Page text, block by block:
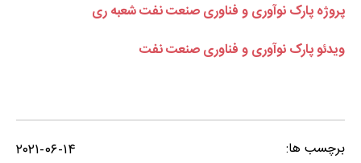
پروژه پارک نوآوری و فناوری صنعت نفت شعبه ری
ویدئو پارک نوآوری و فناوری صنعت نفت
برچسب ها: ۲۰۲۱-۰۶-۱۴